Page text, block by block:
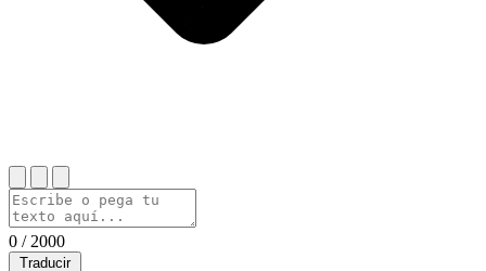
0 / 2000
Traducir